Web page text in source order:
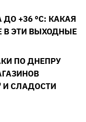
+36 °С: КАКАЯ
В ЭТИ ВЫХОДНЫЕ
ПО ДНЕПРУ
СЛАДОСТИ